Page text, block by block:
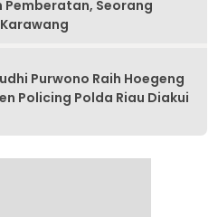
Pemberatan, Seorang
Purwono Raih Hoegeng
Policing Polda Riau Diakui